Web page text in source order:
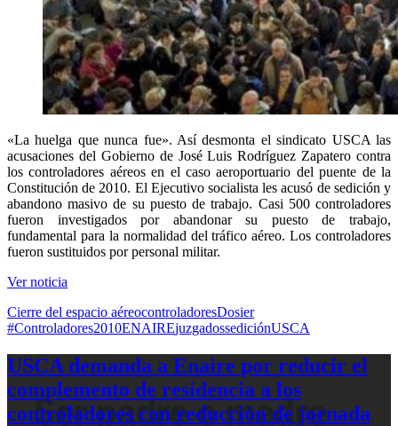
«La huelga que nunca fue». Así desmonta el sindicato USCA las
acusaciones del Gobierno de José Luis Rodríguez Zapatero contra
los controladores aéreos en el caso aeroportuario del puente de la
Constitución de 2010. El Ejecutivo socialista les acusó de sedición y
abandono masivo de su puesto de trabajo. Casi 500 controladores
fueron investigados por abandonar su puesto de trabajo,
fundamental para la normalidad del tráfico aéreo. Los controladores
fueron sustituidos por personal militar.
Ver noticia
Cierre del espacio aéreocontroladoresDosier
#Controladores2010ENAIREjuzgadossediciónUSCA
USCA demanda a Enaire por reducir el
complemento de residencia a los
controladores con reducción de jornada